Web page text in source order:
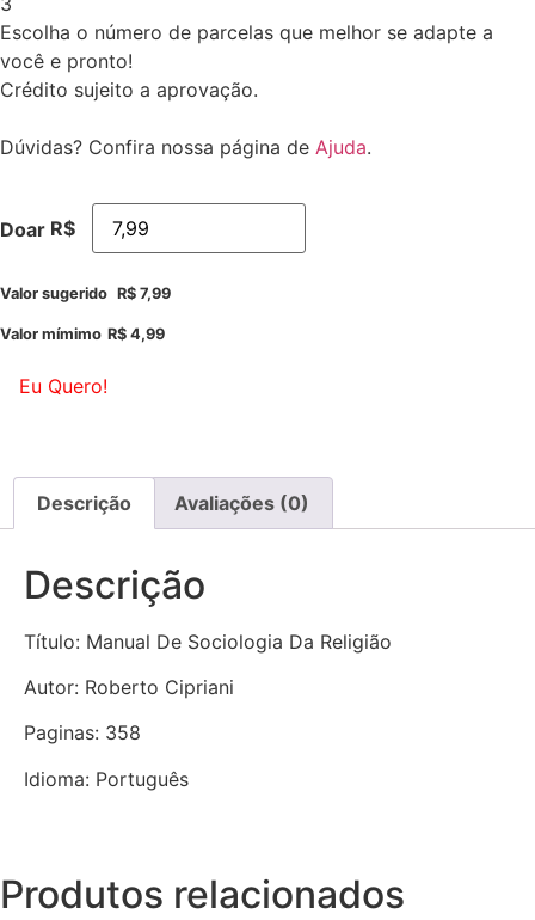
Escolha o número de parcelas que melhor se adapte a
você e pronto!
Crédito sujeito a aprovação.
Dúvidas? Confira nossa página de Ajuda.
Doar R$
Valor sugerido R$ 7,99
Valor mímimo R$ 4,99
Eu Quero!
Descrição Avaliações (0)
Descrição
Título: Manual De Sociologia Da Religião
Autor: Roberto Cipriani
Paginas: 358
Idioma: Português
Produtos relacionados